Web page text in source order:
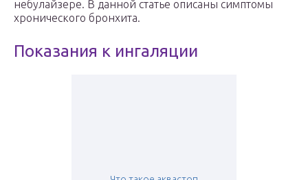
небулайзере. В данной статье описаны симптомы
хронического бронхита.
Показания к ингаляции